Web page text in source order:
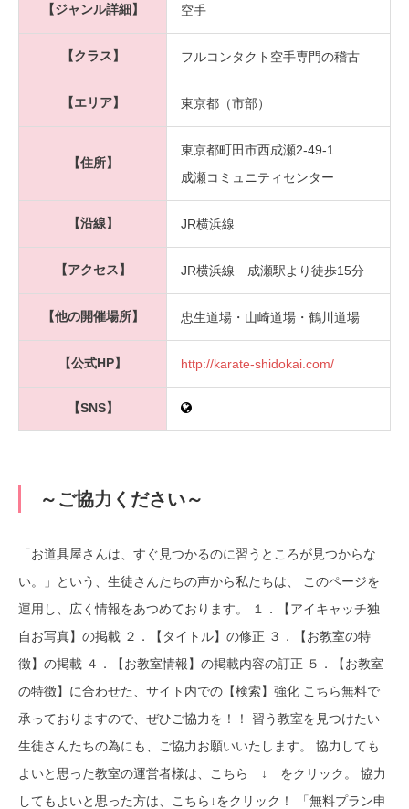
【ジャンル詳細】 空手
【クラス】 フルコンタクト空手専門の稽古
【エリア】 東京都（市部）
【住所】
東京都町田市西成瀬2-49-1
成瀬コミュニティセンター
【沿線】 JR横浜線
【アクセス】 JR横浜線 成瀬駅より徒歩15分
【他の開催場所】 忠生道場・山崎道場・鶴川道場
【公式HP】 http://karate-shidokai.com/
【SNS】
～ご協力ください～
「お道具屋さんは、すぐ見つかるのに習うところが見つからな
い。」という、生徒さんたちの声から私たちは、 このページを
運用し、広く情報をあつめております。 １．【アイキャッチ独
自お写真】の掲載 ２．【タイトル】の修正 ３．【お教室の特
徴】の掲載 ４．【お教室情報】の掲載内容の訂正 ５．【お教室
の特徴】に合わせた、サイト内での【検索】強化 こちら無料で
承っておりますので、ぜひご協力を！！ 習う教室を見つけたい
生徒さんたちの為にも、ご協力お願いいたします。 協力しても
よいと思った教室の運営者様は、こちら ↓ をクリック。 協力
してもよいと思った方は、こちら↓をクリック！ 「無料プラン申